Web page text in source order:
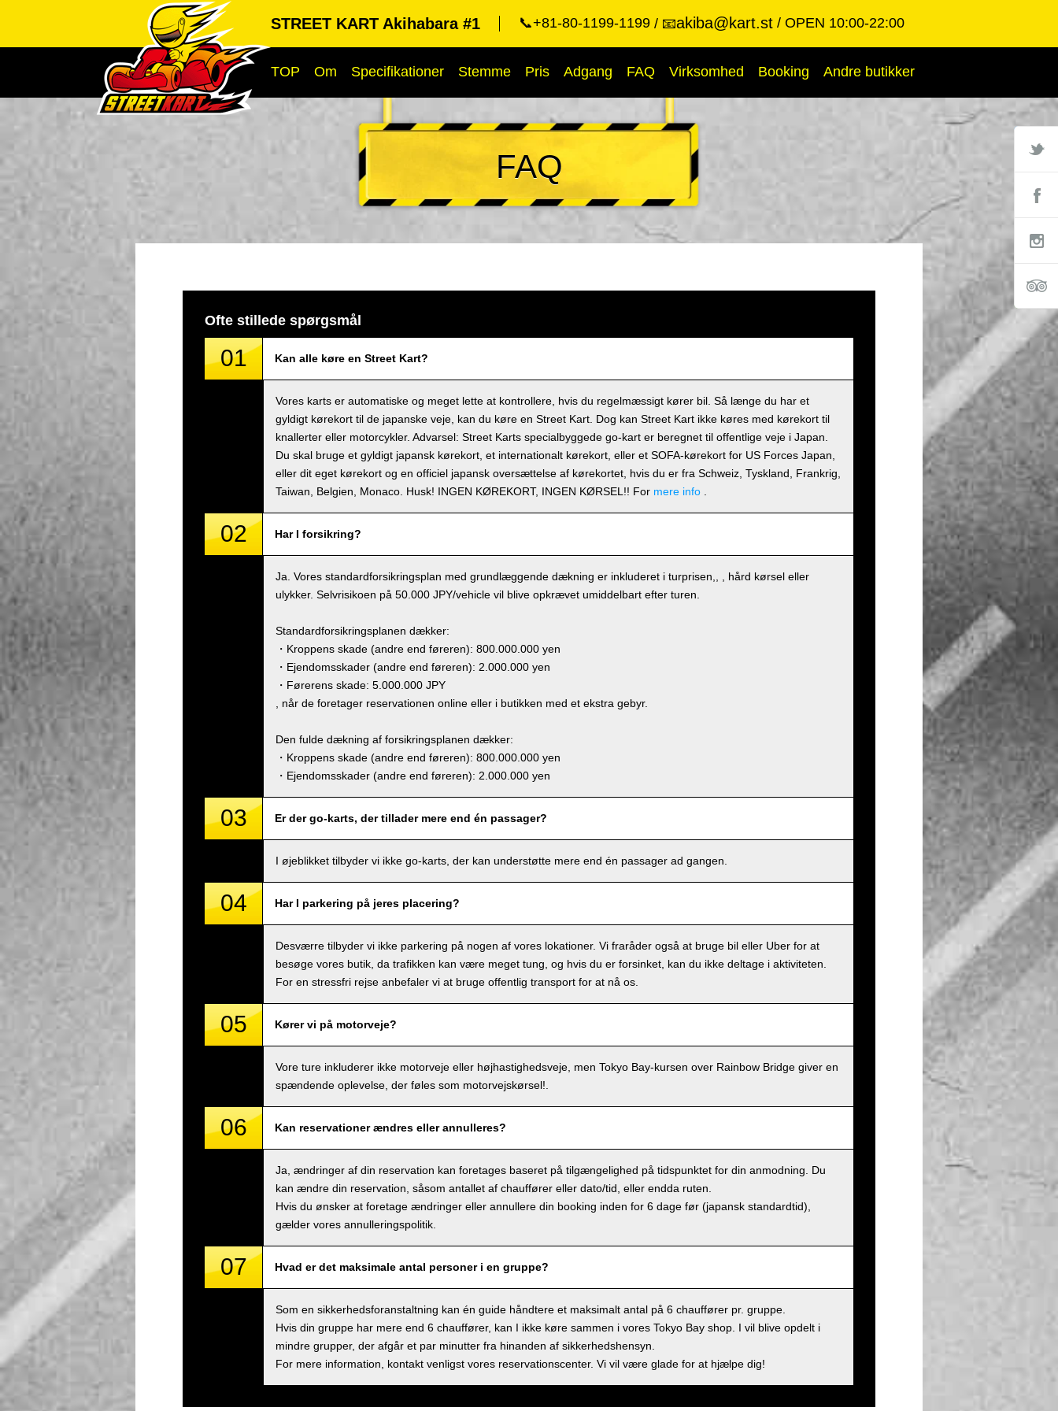
STREET KART Akihabara #1 📞+81-80-1199-1199 📧akiba@kart.st OPEN 10:00-22:00
TOP Om Specifikationer Stemme Pris Adgang FAQ Virksomhed Booking Andre butikker
FAQ
Ofte stillede spørgsmål
01 Kan alle køre en Street Kart?
Vores karts er automatiske og meget lette at kontrollere, hvis du regelmæssigt kører bil. Så længe du har et
gyldigt kørekort til de japanske veje, kan du køre en Street Kart. Dog kan Street Kart ikke køres med kørekort til
knallerter eller motorcykler. Advarsel: Street Karts specialbyggede go-kart er beregnet til offentlige veje i Japan.
Du skal bruge et gyldigt japansk kørekort, et internationalt kørekort, eller et SOFA-kørekort for US Forces Japan,
eller dit eget kørekort og en officiel japansk oversættelse af kørekortet, hvis du er fra Schweiz, Tyskland, Frankrig,
Taiwan, Belgien, Monaco. Husk! INGEN KØREKORT, INGEN KØRSEL!! For mere info
02 Har I forsikring?
Ja. Vores standardforsikringsplan med grundlæggende dækning er inkluderet i turprisen,, , hård kørsel eller
ulykker. Selvrisikoen på 50.000 JPY/vehicle vil blive opkrævet umiddelbart efter turen.
Standardforsikringsplanen dækker:
・Kroppens skade (andre end føreren): 800.000.000 yen
・Ejendomsskader (andre end føreren): 2.000.000 yen
・Førerens skade: 5.000.000 JPY
, når de foretager reservationen online eller i butikken med et ekstra gebyr.
Den fulde dækning af forsikringsplanen dækker:
・Kroppens skade (andre end føreren): 800.000.000 yen
・Ejendomsskader (andre end føreren): 2.000.000 yen
03 Er der go-karts, der tillader mere end én passager?
I øjeblikket tilbyder vi ikke go-karts, der kan understøtte mere end én passager ad gangen.
04 Har I parkering på jeres placering?
Desværre tilbyder vi ikke parkering på nogen af vores lokationer. Vi fraråder også at bruge bil eller Uber for at
besøge vores butik, da trafikken kan være meget tung, og hvis du er forsinket, kan du ikke deltage i aktiviteten.
For en stressfri rejse anbefaler vi at bruge offentlig transport for at nå os.
05 Kører vi på motorveje?
Vore ture inkluderer ikke motorveje eller højhastighedsveje, men Tokyo Bay-kursen over Rainbow Bridge giver en
spændende oplevelse, der føles som motorvejskørsel!.
06 Kan reservationer ændres eller annulleres?
Ja, ændringer af din reservation kan foretages baseret på tilgængelighed på tidspunktet for din anmodning. Du
kan ændre din reservation, såsom antallet af chauffører eller dato/tid, eller endda ruten.
Hvis du ønsker at foretage ændringer eller annullere din booking inden for 6 dage før (japansk standardtid),
gælder vores annulleringspolitik.
07 Hvad er det maksimale antal personer i en gruppe?
Som en sikkerhedsforanstaltning kan én guide håndtere et maksimalt antal på 6 chauffører pr. gruppe.
Hvis din gruppe har mere end 6 chauffører, kan I ikke køre sammen i vores Tokyo Bay shop. I vil blive opdelt i
mindre grupper, der afgår et par minutter fra hinanden af sikkerhedshensyn.
For mere information, kontakt venligst vores reservationscenter. Vi vil være glade for at hjælpe dig!